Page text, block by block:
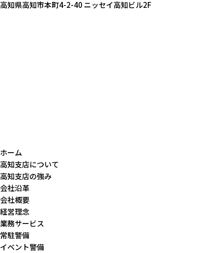
高知県高知市本町4-2-40 ニッセイ高知ビル2F
ホーム
高知支店について
高知支店の強み
会社沿革
会社概要
経営理念
業務サービス
常駐警備
イベント警備